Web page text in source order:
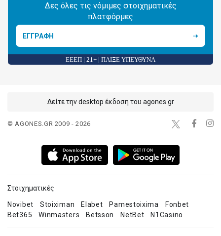
Δες όλες τις νόμιμες στοιχηματικές
πλατφόρμες
ΕΓΓΡΑΦΗ
ΕΕΕΠ | 21+ | ΠΑΙΞΕ ΥΠΕΥΘΥΝΑ
Δείτε την desktop έκδοση του agones.gr
© AGONES.GR 2009 - 2026
Στοιχηματικές
Novibet Stoiximan Elabet Pamestoixima
Fonbet
Bet365
Winmasters Betsson NetBet N1Casino